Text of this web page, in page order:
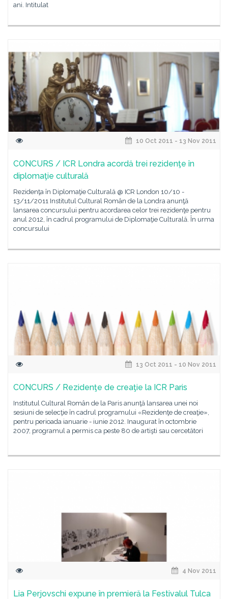
ani. Intitulat
10 Oct 2011 - 13 Nov 2011
CONCURS / ICR Londra acordă trei rezidenţe în
diplomaţie culturală
Rezidenţa în Diplomaţie Culturală @ ICR London 10/10 -
13/11/2011 Institutul Cultural Român de la Londra anunţă
lansarea concursului pentru acordarea celor trei rezidenţe pentru
anul 2012, în cadrul programului de Diplomaţie Culturală. În urma
concursului
13 Oct 2011 - 10 Nov 2011
CONCURS / Rezidenţe de creaţie la ICR Paris
Institutul Cultural Român de la Paris anunţă lansarea unei noi
sesiuni de selecţie în cadrul programului «Rezidenţe de creaţie»,
pentru perioada ianuarie - iunie 2012. Inaugurat în octombrie
2007, programul a permis ca peste 80 de artişti sau cercetători
4 Nov 2011
Lia Perjovschi expune în premieră la Festivalul Tulca